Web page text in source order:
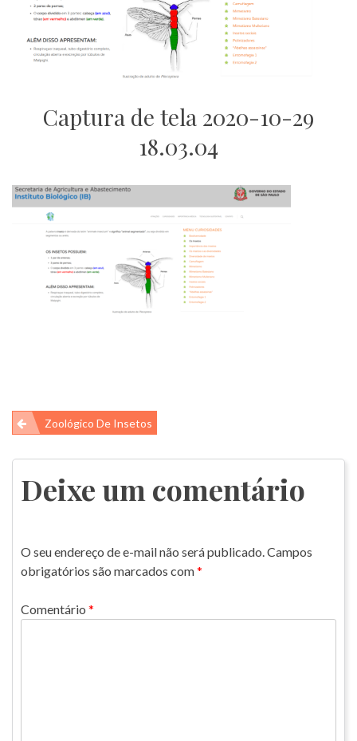
Captura de tela 2020-10-29
18.03.04
Navegação
de
Post
Zoológico De Insetos
Deixe um comentário
O seu endereço de e-mail não será publicado.Campos
obrigatórios são marcados com*
Comentário *